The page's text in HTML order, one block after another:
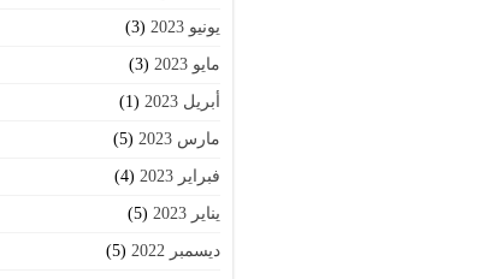
يونيو 2023 (3)
مايو 2023 (3)
أبريل 2023 (1)
مارس 2023 (5)
فبراير 2023 (4)
يناير 2023 (5)
ديسمبر 2022 (5)